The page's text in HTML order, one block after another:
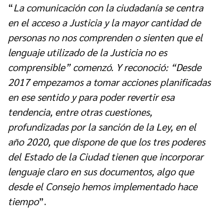
“La comunicación con la ciudadanía se centra
en el acceso a Justicia y la mayor cantidad de
personas no nos comprenden o sienten que el
lenguaje utilizado de la Justicia no es
comprensible” comenzó. Y reconoció: “Desde
2017 empezamos a tomar acciones planificadas
en ese sentido y para poder revertir esa
tendencia, entre otras cuestiones,
profundizadas por la sanción de la Ley, en el
año 2020, que dispone de que los tres poderes
del Estado de la Ciudad tienen que incorporar
lenguaje claro en sus documentos, algo que
desde el Consejo hemos implementado hace
tiempo”.